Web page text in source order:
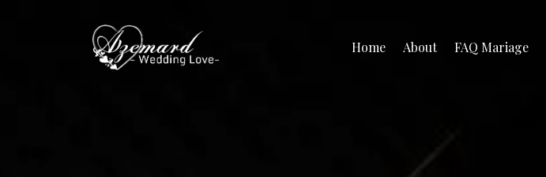
Home About FAQ Mariage